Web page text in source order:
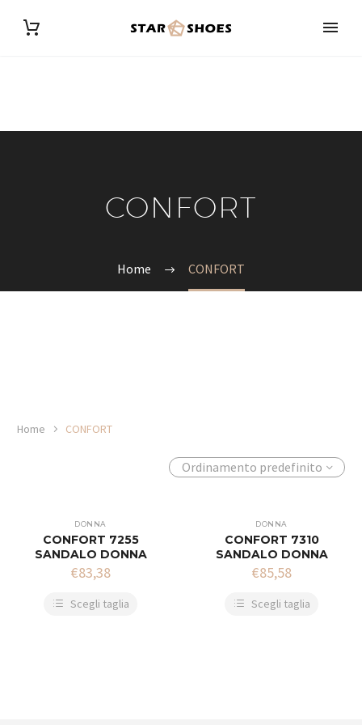
CONFORT
Home CONFORT
Home CONFORT
Ordinamento predefinito
DONNA
CONFORT 7255
SANDALO DONNA
€83,38
Scegli taglia
DONNA
CONFORT 7310
SANDALO DONNA
€85,58
Scegli taglia